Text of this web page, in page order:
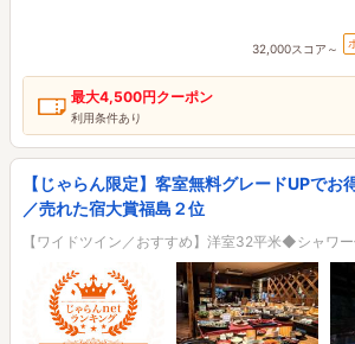
32,000スコア～
最大4,500円クーポン
利用条件あり
【じゃらん限定】客室無料グレードUPでお
／売れた宿大賞福島２位
【ワイドツイン／おすすめ】洋室32平米◆シャワ